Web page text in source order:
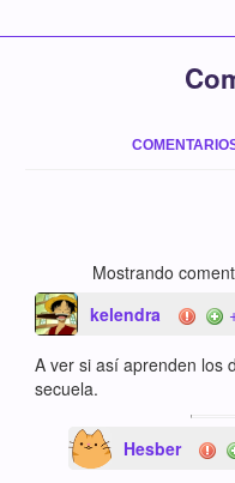
Mostrando
kelendra
A ver si así aprenden los
secuela.
Hesber